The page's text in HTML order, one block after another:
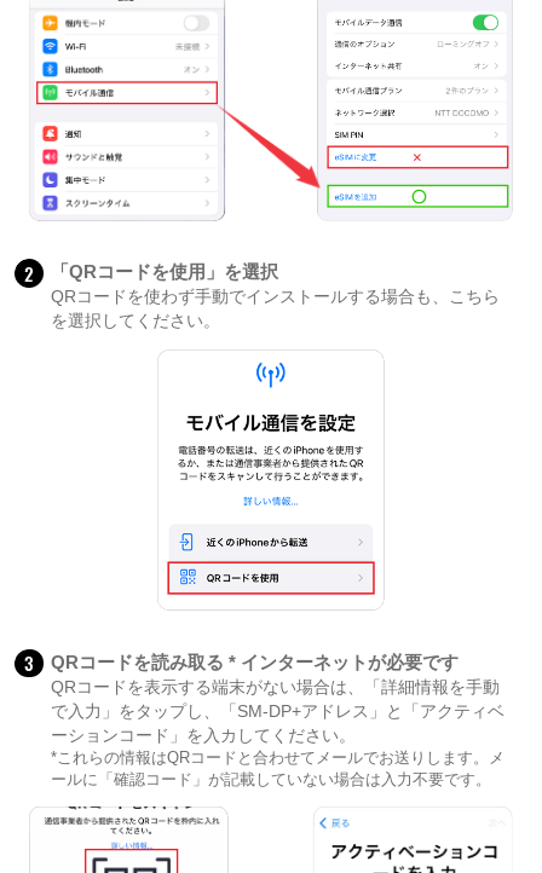
2 「QRコードを使用」を選択
QRコードを使わず手動でインストールする場合も、こちら
を選択してください。
3 QRコードを読み取る * インターネットが必要です
QRコードを表示する端末がない場合は、「詳細情報を手動
で入力」をタップし、「SM-DP+アドレス」と「アクティベ
ーションコード」を入カしてください。
*これらの情報はQRコードと合わせてメールでお送りします。メ
ールに「確認コード」が記載していない場合は入力不要です。